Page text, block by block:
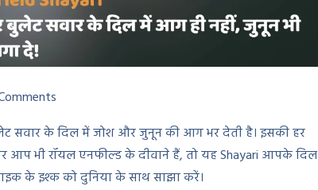
सवार के दिल में जोश और जुनून की आग भर देती है। इसकी हर
आप भी रॉयल एनफील्ड के दीवाने हैं, तो यह Shayari आपके दिल
के इश्क को दुनिया के साथ साझा करें।